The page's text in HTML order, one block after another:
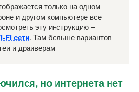
только на одном
и другом компьютере все
эту инструкцию –
Fi сети. Там больше вариантов
и драйверам.
но интернета нет